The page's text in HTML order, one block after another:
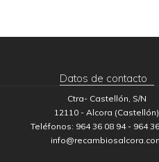
Datos de contacto
Ctra- Castellón, S/N
12110 - Alcora (Castellón)
Teléfonos: 964 36 08 94 - 964